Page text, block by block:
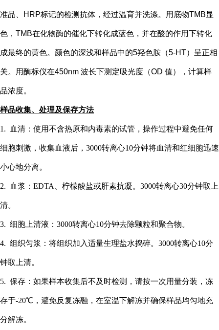
准品、HRP标记的检测抗体，经过温育并洗涤。用底物TMB显
色，TMB在化物酶的催化下转化成蓝色，并在酸的作用下转化
成最终的黄色。颜色的深浅和样品中的5羟色胺（5-HT） 呈正相
关。用酶标仪在450nm 波长下测定吸光度（OD 值），计算样
品浓度。
样品收集、处理及保存方法
1. 血清：使用不含热原和内毒素的试管，操作过程中避免任何
细胞刺激，收集血液后，3000转离心10分钟将血清和红细胞迅速
小心地分离。
2. 血浆：EDTA、柠檬酸盐或肝素抗凝。3000转离心30分钟取上
清。
3. 细胞上清液：3000转离心10分钟去除颗粒和聚合物。
4. 组织匀浆：将组织加入适量生理盐水捣碎。3000转离心10分
钟取上清。
5. 保存：如果样本收集后不及时检测，请按一次用量分装，冻
存于-20℃，避免反复冻融，在室温下解冻并确保样品均匀地充
分解冻。